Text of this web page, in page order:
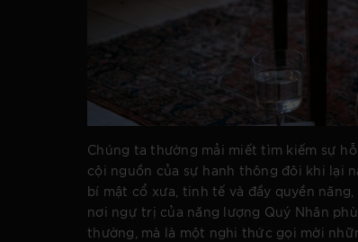
Chúng ta thường mải miết tìm kiếm sự
cội nguồn của sự hanh thông đôi khi lại
bí mật cổ xưa, tinh tế và đầy quyền
nơi ngự trị của năng lượng Quý Nhân
thường, mà là một nghi thức gọi mời